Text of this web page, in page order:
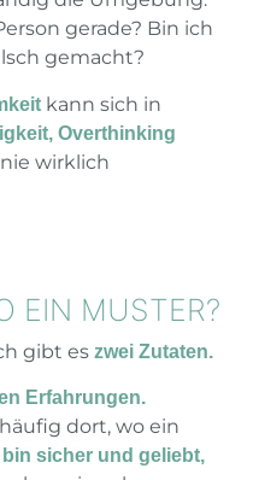
gerade? Bin ich
gemacht?
kann sich in
Overthinking
wirklich
EIN MUSTER?
gibt es zwei Zutaten.
Erfahrungen.
dort, wo ein
sicher und geliebt,